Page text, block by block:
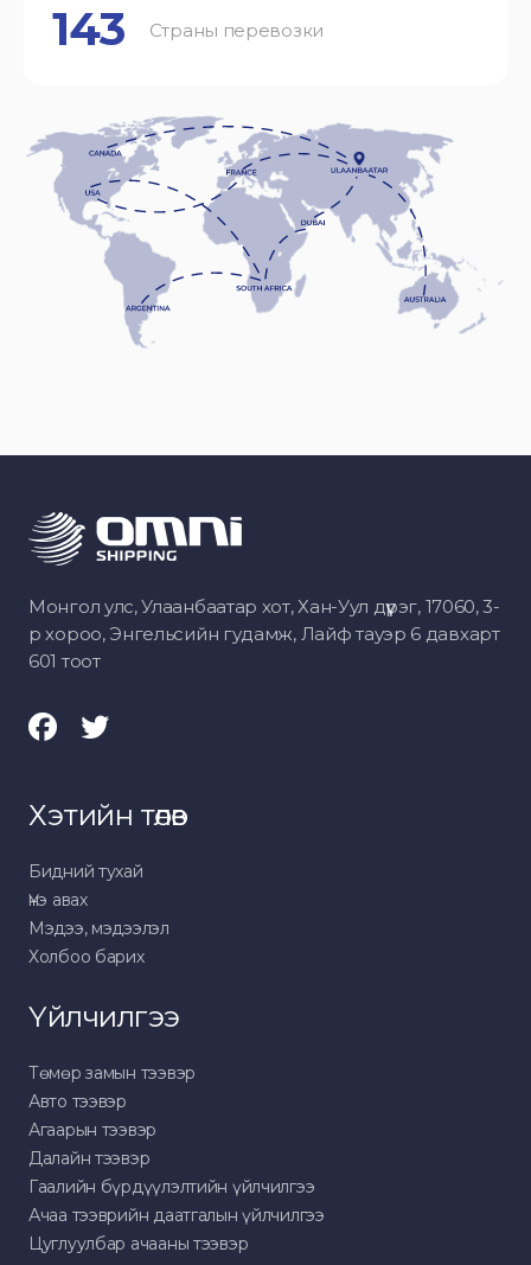
143 Страны перевозки
Монгол улс, Улаанбаатар хот, Хан-Уул дүүрэг, 17060, 3-
р хороо, Энгельсийн гудамж, Лайф тауэр 6 давхарт
601 тоот
Хэтийн төлөв
Бидний тухай
Үнэ авах
Мэдээ, мэдээлэл
Холбоо барих
Үйлчилгээ
Төмөр замын тээвэр
Авто тээвэр
Агаарын тээвэр
Далайн тээвэр
Гаалийн бүрдүүлэлтийн үйлчилгээ
Ачаа тээврийн даатгалын үйлчилгээ
Цуглуулбар ачааны тээвэр